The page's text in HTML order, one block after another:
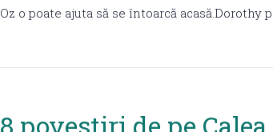
Oz o poate ajuta să se întoarcă acasă.Dorothy